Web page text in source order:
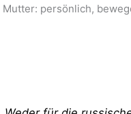
persönlich,